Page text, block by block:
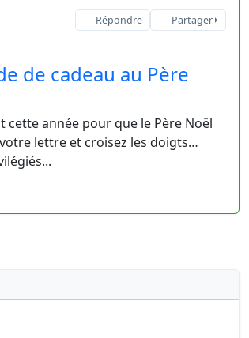
Répondre Partager
de cadeau au Père
année pour que le Père Noël
lettre et croisez les doigts…